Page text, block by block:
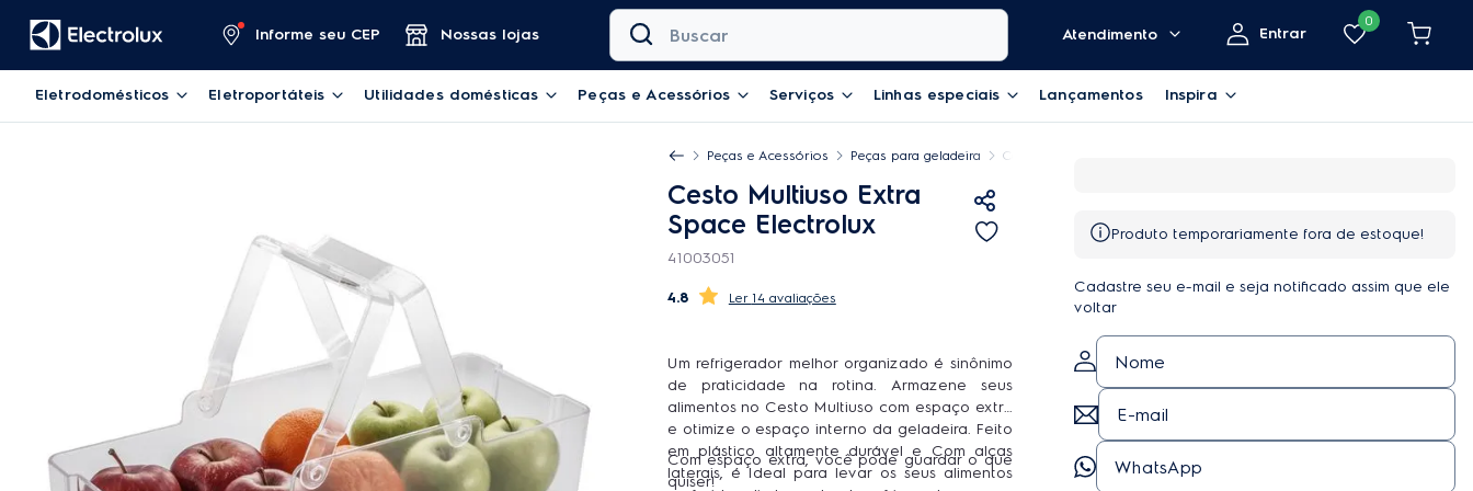
Informe seu CEP Nossas lojas
Buscar
Atendimento
Entrar
0
Eletrodomésticos Eletroportáteis Utilidades domésticas Peças e Acessórios Serviços Linhas especiais Lançamentos Inspira
Peças e Acessórios Peças para geladeira Cesto Multiuso Extra Space Electrolux
Cesto Multiuso Extra
Space Electrolux
41003051
4.8 14 avaliações
Um refrigerador melhor organizado é sinônimo
de praticidade na rotina. Armazene seus
alimentos no Cesto Multiuso com espaço extra
e otimize o espaço interno da geladeira. Feito
em plástico altamente durável e Com alças
laterais, é Ideal para levar os seus alimentos
Com espaço extra, você pode guardar o que
quiser!
Produto temporariamente fora de estoque!
Cadastre seu e-mail e seja notificado assim que ele
voltar